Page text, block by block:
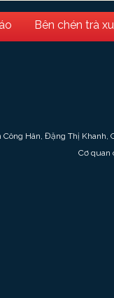
Bên chén trà
Công Hân, Đặng Thị Khanh,
Cơ quan